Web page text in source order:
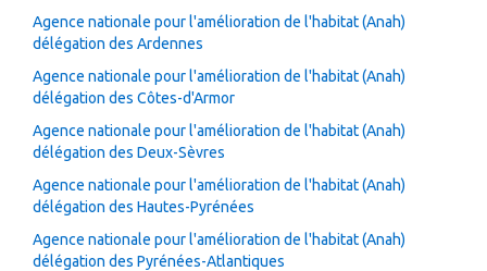
Agence nationale pour l'amélioration de l'habitat (Anah)
délégation des Ardennes
Agence nationale pour l'amélioration de l'habitat (Anah)
délégation des Côtes-d'Armor
Agence nationale pour l'amélioration de l'habitat (Anah)
délégation des Deux-Sèvres
Agence nationale pour l'amélioration de l'habitat (Anah)
délégation des Hautes-Pyrénées
Agence nationale pour l'amélioration de l'habitat (Anah)
délégation des Pyrénées-Atlantiques